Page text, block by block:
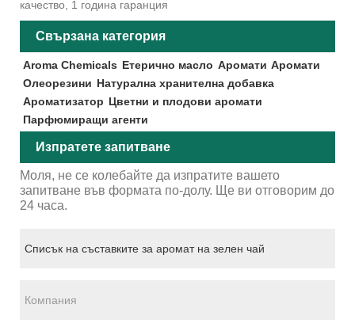
качество, 1 година гаранция
Свързана категория
Aroma Chemicals Етерично масло Аромати Аромати
Олеорезини Натурална хранителна добавка
Ароматизатор Цветни и плодови аромати
Парфюмиращи агенти
Изпратете запитване
Моля, не се колебайте да изпратите вашето
запитване във формата по-долу. Ще ви отговорим до
24 часа.